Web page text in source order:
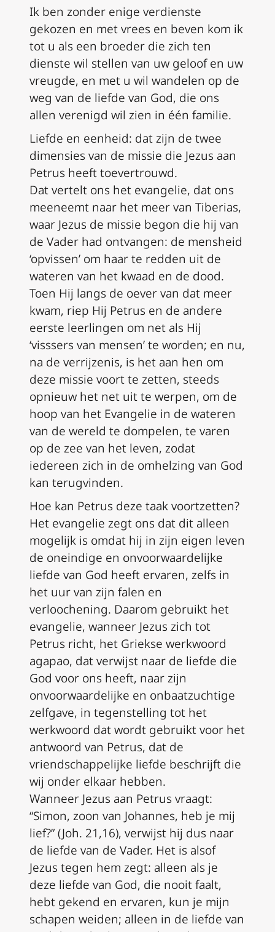
Ik ben zonder enige verdienste
gekozen en met vrees en beven kom ik
tot u als een broeder die zich ten
dienste wil stellen van uw geloof en uw
vreugde, en met u wil wandelen op de
weg van de liefde van God, die ons
allen verenigd wil zien in één familie.
Liefde en eenheid: dat zijn de twee
dimensies van de missie die Jezus aan
Petrus heeft toevertrouwd.
Dat vertelt ons het evangelie, dat ons
meeneemt naar het meer van Tiberias,
waar Jezus de missie begon die hij van
de Vader had ontvangen: de mensheid
‘opvissen’ om haar te redden uit de
wateren van het kwaad en de dood.
Toen Hij langs de oever van dat meer
kwam, riep Hij Petrus en de andere
eerste leerlingen om net als Hij
‘visssers van mensen’ te worden; en nu,
na de verrijzenis, is het aan hen om
deze missie voort te zetten, steeds
opnieuw het net uit te werpen, om de
hoop van het Evangelie in de wateren
van de wereld te dompelen, te varen
op de zee van het leven, zodat
iedereen zich in de omhelzing van God
kan terugvinden.
Hoe kan Petrus deze taak voortzetten?
Het evangelie zegt ons dat dit alleen
mogelijk is omdat hij in zijn eigen leven
de oneindige en onvoorwaardelijke
liefde van God heeft ervaren, zelfs in
het uur van zijn falen en
verloochening. Daarom gebruikt het
evangelie, wanneer Jezus zich tot
Petrus richt, het Griekse werkwoord
agapao, dat verwijst naar de liefde die
God voor ons heeft, naar zijn
onvoorwaardelijke en onbaatzuchtige
zelfgave, in tegenstelling tot het
werkwoord dat wordt gebruikt voor het
antwoord van Petrus, dat de
vriendschappelijke liefde beschrijft die
wij onder elkaar hebben.
Wanneer Jezus aan Petrus vraagt:
“Simon, zoon van Johannes, heb je mij
lief?” (Joh. 21,16), verwijst hij dus naar
de liefde van de Vader. Het is alsof
Jezus tegen hem zegt: alleen als je
deze liefde van God, die nooit faalt,
hebt gekend en ervaren, kun je mijn
schapen weiden; alleen in de liefde van